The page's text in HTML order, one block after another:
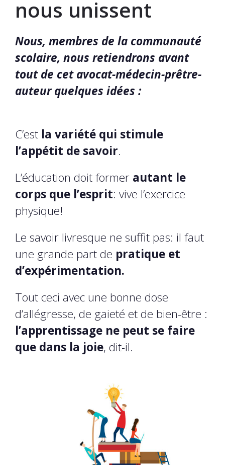
nous unissent
Nous, membres de la communauté
scolaire, nous retiendrons avant
tout de cet avocat-médecin-prêtre-
auteur quelques idées :
C’est la variété qui stimule
l’appétit de savoir.
L’éducation doit former autant le
corps que l’esprit: vive l’exercice
physique!
Le savoir livresque ne suffit pas: il faut
une grande part de pratique et
d’expérimentation.
Tout ceci avec une bonne dose
d’allégresse, de gaieté et de bien-être :
l’apprentissage ne peut se faire
que dans la joie, dit-il.